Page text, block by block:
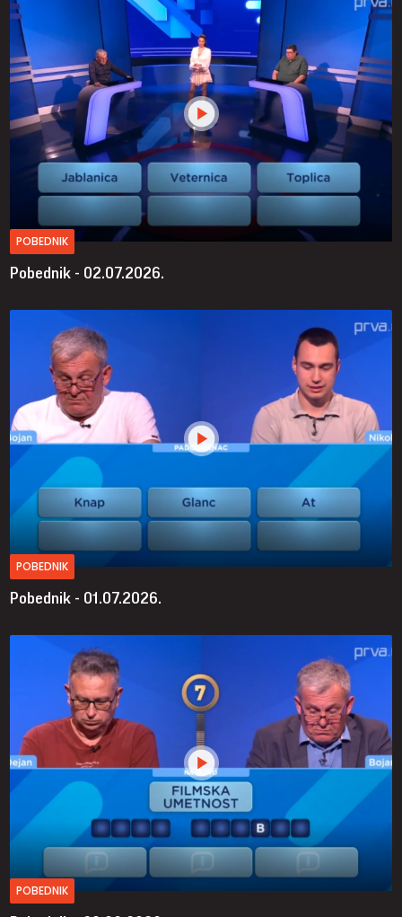
POBEDNIK
Pobednik - 02.07.2026.
POBEDNIK
Pobednik - 01.07.2026.
POBEDNIK